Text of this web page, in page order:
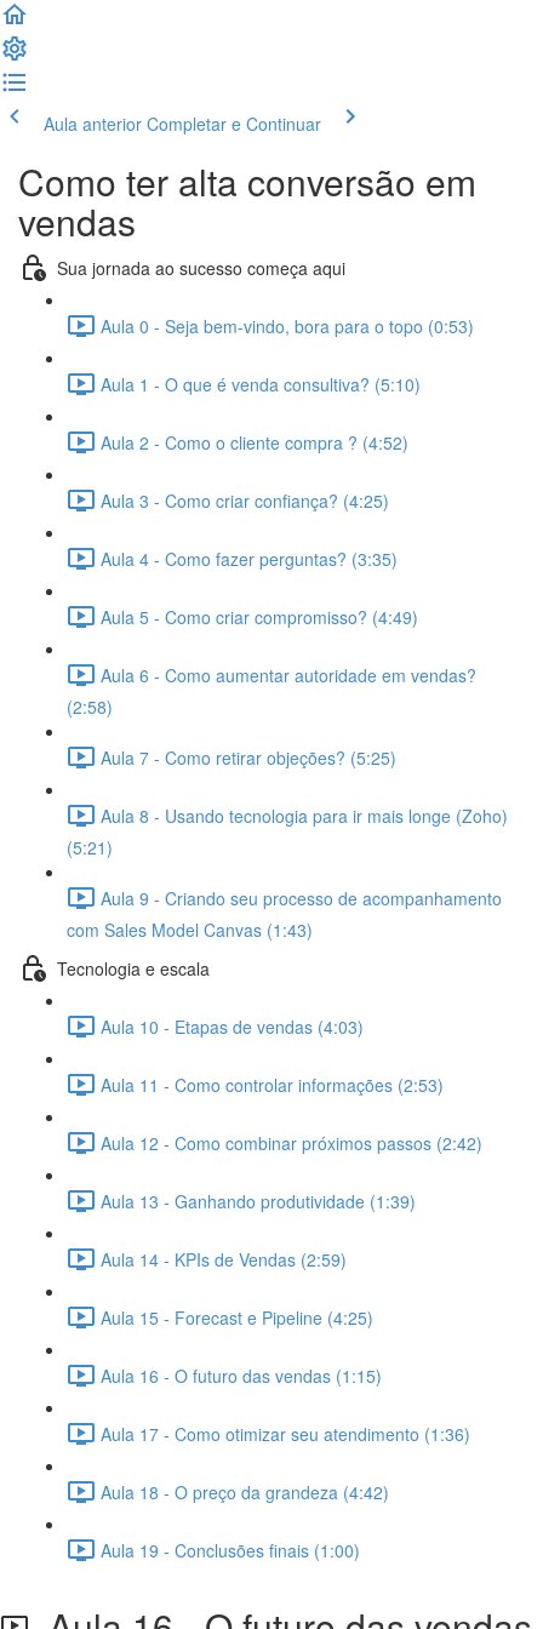
Aula anterior Completar e Continuar
Como ter alta conversão em
vendas
Sua jornada ao sucesso começa aqui
Aula 0 - Seja bem-vindo, bora para o topo (0:53)
Aula 1 - O que é venda consultiva? (5:10)
Aula 2 - Como o cliente compra ? (4:52)
Aula 3 - Como criar confiança? (4:25)
Aula 4 - Como fazer perguntas? (3:35)
Aula 5 - Como criar compromisso? (4:49)
Aula 6 - Como aumentar autoridade em vendas?
(2:58)
Aula 7 - Como retirar objeções? (5:25)
Aula 8 - Usando tecnologia para ir mais longe (Zoho)
(5:21)
Aula 9 - Criando seu processo de acompanhamento
com Sales Model Canvas (1:43)
Tecnologia e escala
Aula 10 - Etapas de vendas (4:03)
Aula 11 - Como controlar informações (2:53)
Aula 12 - Como combinar próximos passos (2:42)
Aula 13 - Ganhando produtividade (1:39)
Aula 14 - KPIs de Vendas (2:59)
Aula 15 - Forecast e Pipeline (4:25)
Aula 16 - O futuro das vendas (1:15)
Aula 17 - Como otimizar seu atendimento (1:36)
Aula 18 - O preço da grandeza (4:42)
Aula 19 - Conclusões finais (1:00)